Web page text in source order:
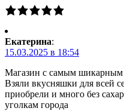
Екатерина:
15.03.2025 в 18:54
Магазин с самым шикарным
Взяли вкусняшки для всей
приобрели и много без
уголкам города